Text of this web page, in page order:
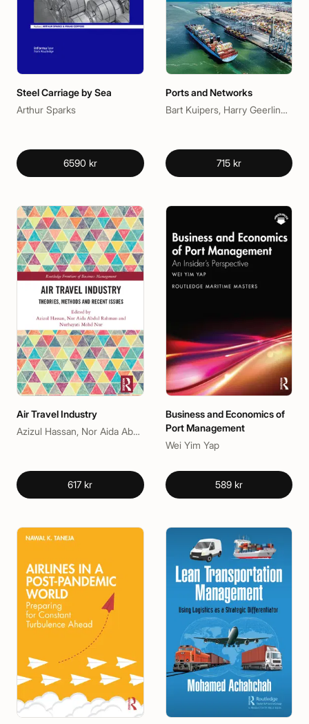
Steel Carriage by Sea
Arthur Sparks
6590 kr
Ports and Networks
Bart Kuipers, Harry Geerlings, Rob Zuidwijk
715 kr
Air Travel Industry
Azizul Hassan, Nor Aida Abdul Rahman, Nurhayati Mohd Nur
617 kr
Business and Economics of
Port Management
Wei Yim Yap
589 kr